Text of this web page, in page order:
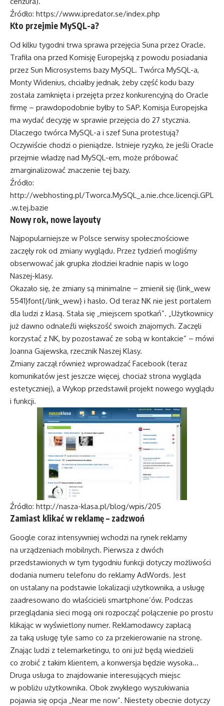
Źródło: https://www.ipredator.se/index.php
Kto przejmie MySQL-a?
Od kilku tygodni trwa sprawa przejęcia Suna przez Oracle.
Trafiła ona przed Komisję Europejską z powodu posiadania
przez Sun Microsystems bazy MySQL. Twórca MySQL-a,
Monty Widenius, chciałby jednak, żeby część kodu bazy
została zamknięta i przejęta przez konkurencyjną do Oracle
firmę – prawdopodobnie byłby to SAP. Komisja Europejska
ma wydać decyzję w sprawie przejęcia do 27 stycznia.
Dlaczego twórca MySQL-a i szef Suna protestują?
Oczywiście chodzi o pieniądze. Istnieje ryzyko, że jeśli Oracle
przejmie władzę nad MySQL-em, może próbować
zmarginalizować znaczenie tej bazy.
Źródło:
http://webhosting.pl/Tworca.MySQL_a.nie.chce.licencji.GPL
.w.tej.bazie
Nowy rok, nowe layouty
Najpopularniejsze w Polsce serwisy społecznościowe
zaczęły rok od zmiany wyglądu. Przez tydzień mogliśmy
obserwować jak grupka złodziei kradnie napis w logo
Naszej-klasy.
Okazało się, że zmiany są minimalne – zmienił się {link_wew
5541}font{/link_wew} i hasło. Od teraz NK nie jest portalem
dla ludzi z klasą. Stała się „miejscem spotkań”. „Użytkownicy
już dawno odnaleźli większość swoich znajomych. Zaczęli
korzystać z NK, by pozostawać ze sobą w kontakcie” – mówi
Joanna Gajewska, rzecznik Naszej Klasy.
Zmiany zaczął również wprowadzać Facebook (teraz
komunikatów jest jeszcze więcej, chociaż strona wygląda
estetyczniej), a Wykop przedstawił projekt nowego wyglądu
i funkcji.
Źródło: http://nasza-klasa.pl/blog/wpis/205
Zamiast klikać w reklamę – zadzwoń
Google coraz intensywniej wchodzi na rynek reklamy
na urządzeniach mobilnych. Pierwsza z dwóch
przedstawionych w tym tygodniu funkcji dotyczy możliwości
dodania numeru telefonu do reklamy AdWords. Jest
on ustalany na podstawie lokalizacji użytkownika, a usługę
zaadresowano do właścicieli smartphone’ów. Podczas
przeglądania sieci mogą oni rozpocząć połączenie po prostu
klikając w wyświetlony numer. Reklamodawcy zapłacą
za taką usługę tyle samo co za przekierowanie na stronę.
Znając ludzi z telemarketingu, to oni już będą wiedzieli
co zrobić z takim klientem, a konwersja będzie wysoka…
Druga usługa to znajdowanie interesujących miejsc
w pobliżu użytkownika. Obok zwykłego wyszukiwania
pojawia się opcja „Near me now”. Niestety obecnie dotyczy